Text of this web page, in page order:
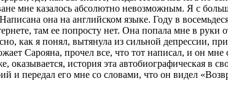
мне казалось абсолютно невозможным. Я с
она на английском языке. Году в
там ее попросту нет. Она попала мне в
как я понял, вытянула из сильной депрессии,
Сарояна, прочел все, что тот написал, и он
оказывается, история эта автобиографическая
и передал его мне со словами, что он видел